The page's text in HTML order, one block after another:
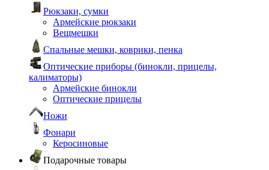
Рюкзаки, сумки
Армейские рюкзаки
Вещмешки
Спальные мешки, коврики, пенка
Оптические приборы (бинокли, прицелы,
калиматоры)
Армейские бинокли
Оптические прицелы
Ножи
Фонари
Керосиновые
Подарочные товары